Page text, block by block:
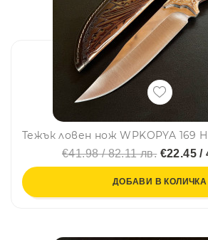
€41.98 / 82.11 лв.€22.45 /
ДОБАВИ В КОЛИЧКА